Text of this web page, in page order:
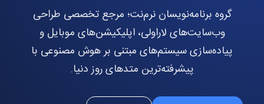
گروه برنامه‌نویسان نرم‌نت؛ مرجع تخصصی طراحی
وب‌سایت‌های لاراولی، اپلیکیشن‌های موبایل و
پیاده‌سازی سیستم‌های مبتنی بر هوش مصنوعی با
پیشرفته‌ترین متدهای روز دنیا.